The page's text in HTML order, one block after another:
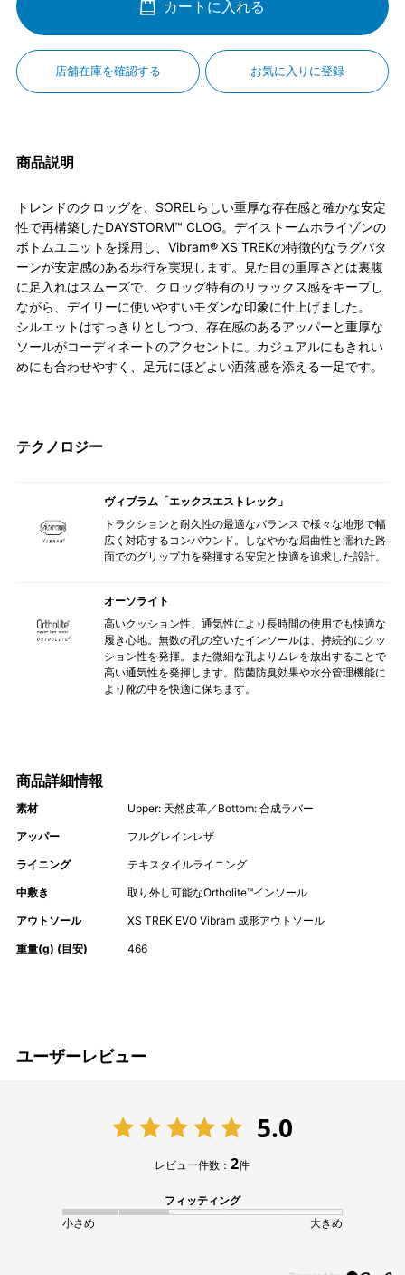
カートに入れる
店舗在庫を確認する お気に入りに登録
商品説明
トレンドのクロッグを、SORELらしい重厚な存在感と確かな安定
性で再構築したDAYSTORM™ CLOG。デイストームホライゾンの
ボトムユニットを採用し、Vibram® XS TREKの特徴的なラグパタ
ーンが安定感のある歩行を実現します。見た目の重厚さとは裏腹
に足入れはスムーズで、クロッグ特有のリラックス感をキープし
ながら、デイリーに使いやすいモダンな印象に仕上げました。
シルエットはすっきりとしつつ、存在感のあるアッパーと重厚な
ソールがコーディネートのアクセントに。カジュアルにもきれい
めにも合わせやすく、足元にほどよい洒落感を添える一足です。
テクノロジー
ヴィブラム「エックスエストレック」
トラクションと耐久性の最適なバランスで様々な地形で幅
広く対応するコンパウンド。しなやかな屈曲性と濡れた路
面でのグリップ力を発揮する安定と快適を追求した設計。
オーソライト
高いクッション性、通気性により長時間の使用でも快適な
履き心地。無数の孔の空いたインソールは、持続的にクッ
ション性を発揮。また微細な孔よりムレを放出することで
高い通気性を発揮します。防菌防臭効果や水分管理機能に
より靴の中を快適に保ちます。
商品詳細情報
素材 Upper: 天然皮革／Bottom: 合成ラバー
アッパー フルグレインレザ
ライニング テキスタイルライニング
中敷き 取り外し可能なOrtholite™インソール
アウトソール XS TREK EVO Vibram 成形アウトソール
重量(g) (目安) 466
ユーザーレビュー
5.0
レビュー件数：2件
フィッティング
小さめ
大きめ